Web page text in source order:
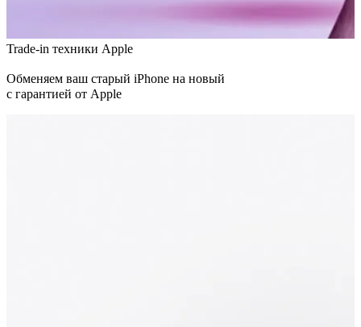
Trade-in техники Apple
Обменяем ваш старый iPhone на новый
с гарантией от Apple